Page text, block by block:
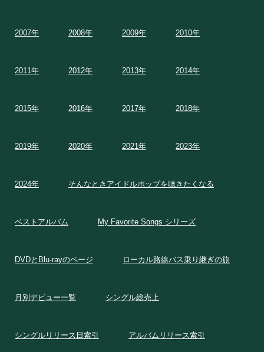
2007年 2008年 2009年 2010年
2011年 2012年 2013年 2014年
2015年 2016年 2017年 2018年
2019年 2020年 2021年 2023年
2024年 そんなときアイドルポップを聴きたくなる
ベストアルバム My Favorite Songs シリーズ
DVDとBlu-rayのページ ローカル路線バス乗り継ぎの旅
月別デビュー一覧 シングル総売上
シングルリリース日索引 アルバムリリース索引